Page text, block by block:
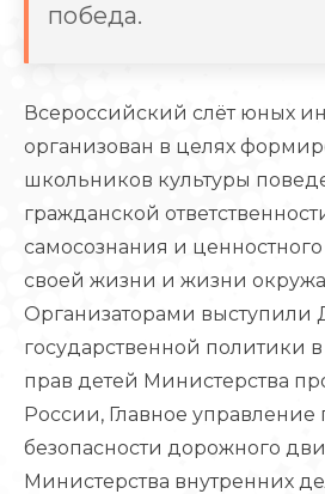
победа.
Всероссийский слёт юных
организован в целях
школьников культуры
гражданской
самосознания и
своей жизни и жизни
Организаторами выступили
государственной политики
прав детей Министерства
России, Главное
безопасности дорожного
Министерства внутренних